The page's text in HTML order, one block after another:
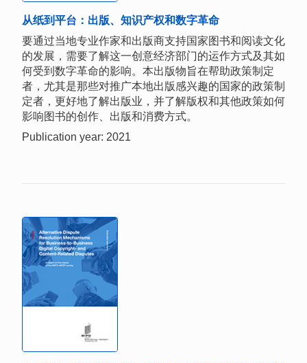
从纸到平台：出版、知识产权和数字革命
要通过当地专业作家和出版商支持国家图书和阅读文化
的发展，需要了解这一创意经济部门的运作方式及其如
何受到数字革命的影响。本出版物旨在帮助政策制定
者，尤其是那些对推广本地出版感兴趣的国家的政策制
定者，更好地了解出版业，并了解版权和其他政策如何
影响图书的创作、出版和消费方式。
Publication year: 2021